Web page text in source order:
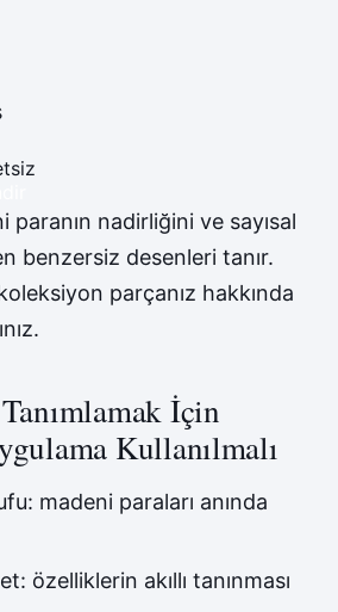
paranın nadirliğini ve sayısal
benzersiz desenleri tanır.
parçanız hakkında
İçin
Kullanılmalı
madeni paraları anında
özelliklerin akıllı tanınması